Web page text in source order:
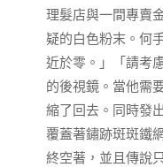
理髮店與一間專賣
疑的白色粉末。何
近於零。」「請考
的後視鏡。當他需
縮了回去。同時發
覆蓋著鏽跡斑斑鐵
終空著，並且傳說